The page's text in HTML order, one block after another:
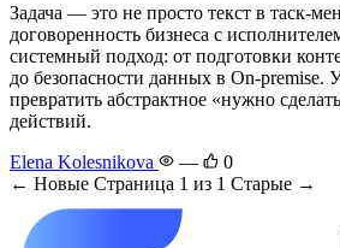
Задача — это не просто текст в таск-
договоренность бизнеса с
системный подход: от подготовки
до безопасности данных в On-premise.
превратить абстрактное «нужно
действий.
Elena Kolesnikova
—
0
← Новые Страница 1 из 1 Старые →